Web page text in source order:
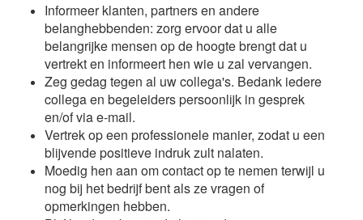
Informeer klanten, partners en andere
belanghebbenden: zorg ervoor dat u alle
belangrijke mensen op de hoogte brengt dat u
vertrekt en informeert hen wie u zal vervangen.
Zeg gedag tegen al uw collega's. Bedank iedere
collega en begeleiders persoonlijk in gesprek
en/of via e-mail.
Vertrek op een professionele manier, zodat u een
blijvende positieve indruk zult nalaten.
Moedig hen aan om contact op te nemen terwijl u
nog bij het bedrijf bent als ze vragen of
opmerkingen hebben.